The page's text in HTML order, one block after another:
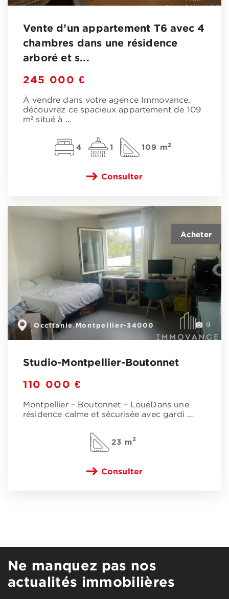
Vente d’un appartement T6 avec 4
chambres dans une résidence
arboré et s...
245 000 €
À vendre dans votre agence Immovance,
découvrez ce spacieux appartement de 109
m² situé à …
4 1 109 m2
Consulter
9
Occitanie,Montpellier-34000
Studio-Montpellier-Boutonnet
110 000 €
Montpellier – Boutonnet – LouéDans une
résidence calme et sécurisée avec gardi …
23 m2
Consulter
Ne manquez pas nos
actualités immobilières